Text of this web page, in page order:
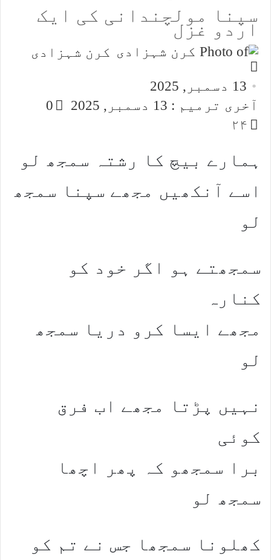
سپنا مولچندانی کی ایک
اردو غزل
کرن شہزادی
an
email
13 دسمبر, 2025
آخری ترمیم : 13 دسمبر, 2025
0
۲۴
ہمارے بیچ کا رشتہ سمجھ لو
اسے آنکھیں مجھے سپنا سمجھ
لو
سمجھتے ہو اگر خود کو
کنارہ
مجھے ایسا کرو دریا سمجھ
لو
نہیں پڑتا مجھے اب فرق
کوئی
برا سمجھو کہ پھر اچھا
سمجھ لو
کھلونا سمجھا جس نے تم کو